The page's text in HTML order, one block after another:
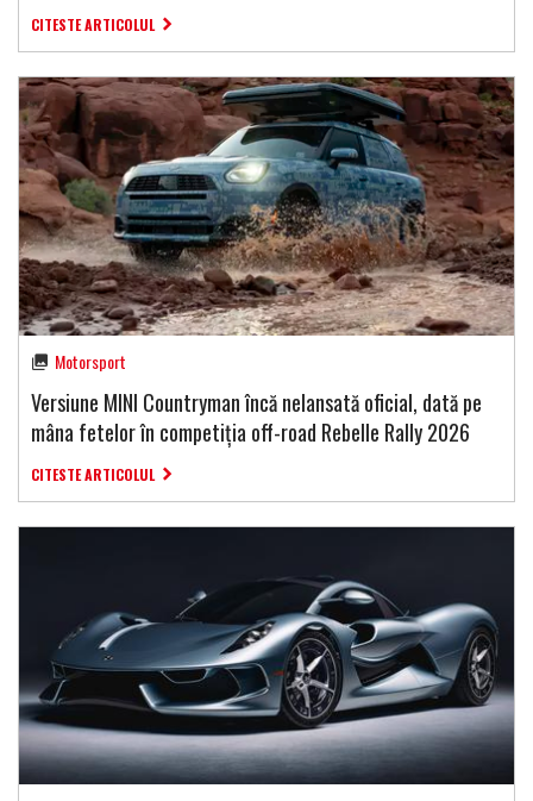
CITESTE ARTICOLUL
Motorsport
Versiune MINI Countryman încă nelansată oficial, dată pe
mâna fetelor în competiția off-road Rebelle Rally 2026
CITESTE ARTICOLUL